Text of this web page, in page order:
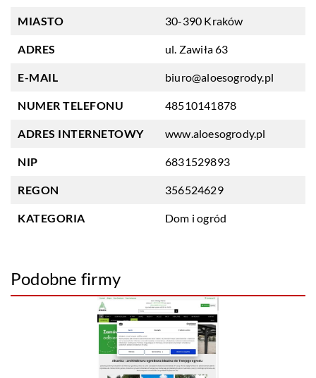
MIASTO 30-390 Kraków
ADRES ul. Zawiła 63
E-MAIL biuro@aloesogrody.pl
NUMER TELEFONU 48510141878
ADRES INTERNETOWY www.aloesogrody.pl
NIP 6831529893
REGON 356524629
KATEGORIA Dom i ogród
Podobne firmy